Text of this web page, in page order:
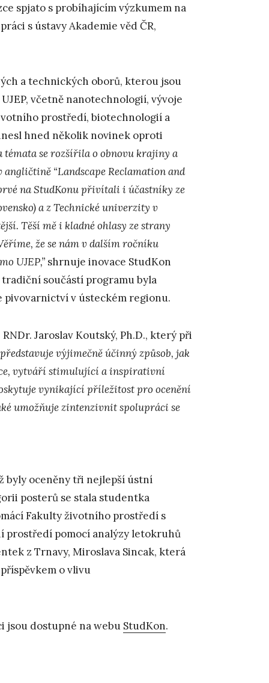
spjato s probíhajícím výzkumem na
s ústavy Akademie věd ČR,
a technických oborů, kterou jsou
včetně nanotechnologií, vývoje
prostředí, biotechnologií a
hned několik novinek oproti
témata se rozšířila o obnovu krajiny a
“Landscape Reclamation and
na StudKonu přivítali i účastníky ze
a z Technické univerzity v
Těší mě i kladné ohlasy ze strany
že se nám v dalším ročníku
UJEP,” shrnuje inovace StudKon
součástí programu byla
v ústeckém regionu.
Jaroslav Koutský, Ph.D., který při
výjimečně účinný způsob, jak
vytváří stimulující a inspirativní
vynikající příležitost pro ocenění
umožňuje zintenzivnit spolupráci se
byly oceněny tři nejlepší ústní
posterů se stala studentka
Fakulty životního prostředí s
prostředí pomocí analýzy letokruhů
z Trnavy, Miroslava Sincak, která
o vlivu
jsou dostupné na webu StudKon.